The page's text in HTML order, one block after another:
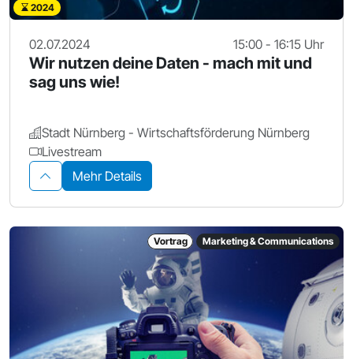
2024
02.07.2024 15:00 - 16:15 Uhr
Wir nutzen deine Daten - mach mit und
sag uns wie!
Stadt Nürnberg - Wirtschaftsförderung Nürnberg
Livestream
Mehr Details
Vortrag Marketing & Communications